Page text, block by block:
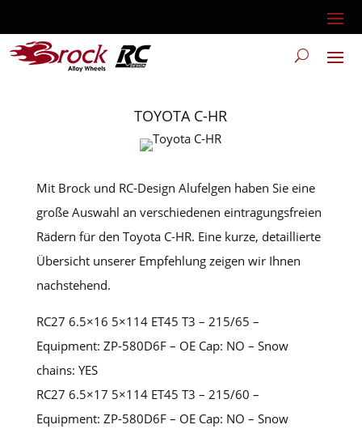
TOYOTA C-HR
Mit Brock und RC-Design Alufelgen haben Sie eine
große Auswahl an verschiedenen eintragungsfreien
Rädern für den Toyota C-HR. Eine kurze, detaillierte
Übersicht unserer Empfehlung zeigen wir Ihnen
nachstehend.
RC27 6.5×16 5×114 ET45 T3 – 215/65 –
Equipment: ZP-580D6F – OE Cap: NO – Snow
chains: YES
RC27 6.5×17 5×114 ET45 T3 – 215/60 –
Equipment: ZP-580D6F – OE Cap: NO – Snow